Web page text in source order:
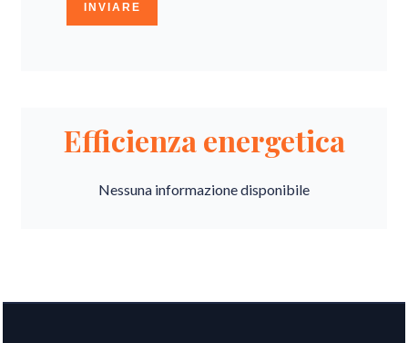
INVIARE
Efficienza energetica
Nessuna informazione disponibile